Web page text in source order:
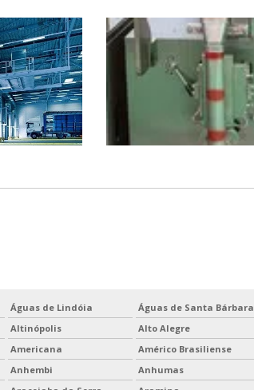
Águas de Lindóia Águas de Santa Bárbara
Altinópolis Alto Alegre
Americana Américo Brasiliense
Anhembi Anhumas